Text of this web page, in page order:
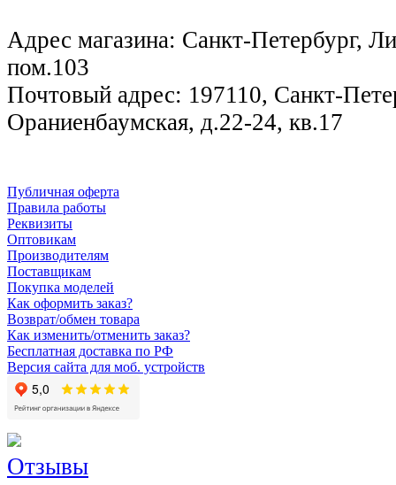
Адрес магазина: Санкт-Петербург,
пом.103
Почтовый адрес: 197110, Санкт-
Ораниенбаумская, д.22-24, кв.17
Публичная оферта
Правила работы
Реквизиты
Оптовикам
Производителям
Поставщикам
Покупка моделей
Как оформить заказ?
Возврат/обмен товара
Как изменить/отменить заказ?
Бесплатная доставка по РФ
Версия сайта для моб. устройств
Отзывы